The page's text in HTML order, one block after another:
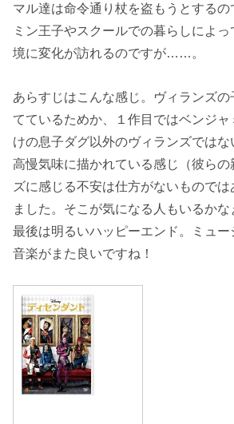
マル達は命令通り杖を盗もうとするの
ミン王子やスクールでの暮らしによ
境に変化が訪れるのですが……。
あらすじはこんな感じ。ヴィランズの
てているためか、１作目ではベンジ
けの息子ダグ以外のヴィランズでは
高慢気味に描かれている感じ（彼ら
ズに感じる不安は仕方がないもので
ました。そこが気になる人もいるかな
最後は明るいハッピーエンド。ミュ
音楽がまた良いですね！